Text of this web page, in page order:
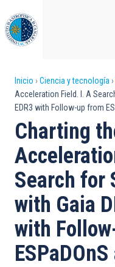
al
contenido
principal
Sobrescribir
enlaces
de
ayuda
a
la
navegación
Inicio Ciencia y tecnología
Acceleration Field. I. A
EDR3 with Follow-up from
Charting
Search for
with Gaia
with